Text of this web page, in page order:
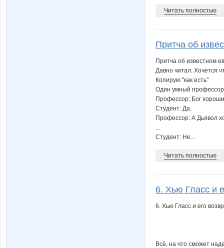
Читать полностью
Притча об
Притча об известном
Давно читал. Хочется
Копирую "как есть"
Один умный профессор
Профессор: Бог
Студент: Да.
Профессор: А Дьявол
Студент: Не...
Читать полностью
6. Хью Гласс и
6. Хью Гласс и его
Всё, на что сможет